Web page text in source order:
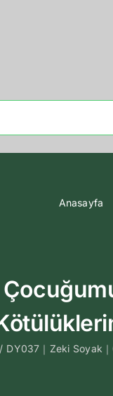
Anasayfa
DY037｜Zeki Soyak